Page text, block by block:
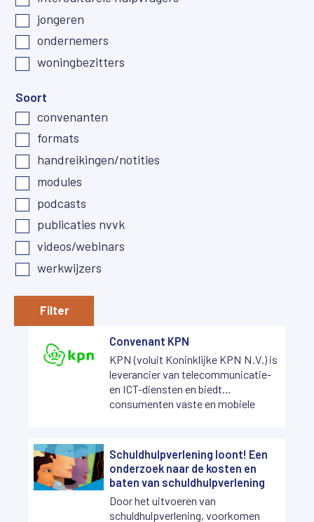
jongeren
ondernemers
woningbezitters
Soort
convenanten
formats
handreikingen/notities
modules
podcasts
publicaties nvvk
videos/webinars
werkwijzers
Filter
Convenant KPN
KPN (voluit Koninklijke KPN N.V.) is
leverancier van telecommunicatie-
en ICT-diensten en biedt
consumenten vaste en mobiele
complete telecommunicatie- en
ICT-oplossingen.
Schuldhulpverlening loont! Een
onderzoek naar de kosten en
baten van schuldhulpverlening
Door het uitvoeren van
schuldhulpverlening, voorkomen